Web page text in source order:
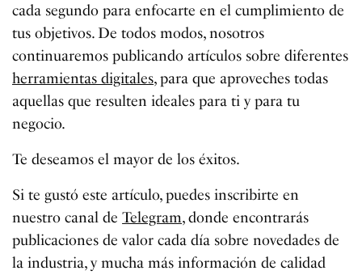
cada segundo para enfocarte en el cumplimiento de
tus objetivos. De todos modos, nosotros
continuaremos publicando artículos sobre diferentes
herramientas digitales, para que aproveches todas
aquellas que resulten ideales para ti y para tu
negocio.
Te deseamos el mayor de los éxitos.
Si te gustó este artículo, puedes inscribirte en
nuestro canal deTelegram, donde encontrarás
publicaciones de valor cada día sobre novedades de
la industria, y mucha más información de calidad